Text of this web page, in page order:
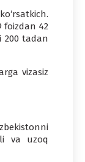
foizdan 42
200 tadan
vizasiz
va uzoq